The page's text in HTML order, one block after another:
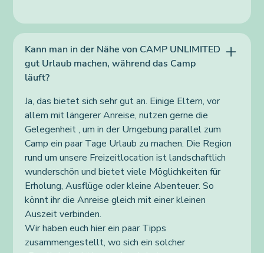
Kann man in der Nähe von CAMP UNLIMITED
gut Urlaub machen, während das Camp
läuft?
Ja, das bietet sich sehr gut an. Einige Eltern, vor
allem mit längerer Anreise, nutzen gerne die
Gelegenheit , um in der Umgebung parallel zum
Camp ein paar Tage Urlaub zu machen. Die Region
rund um unsere Freizeitlocation ist landschaftlich
wunderschön und bietet viele Möglichkeiten für
Erholung, Ausflüge oder kleine Abenteuer. So
könnt ihr die Anreise gleich mit einer kleinen
Auszeit verbinden.
Wir haben euch hier ein paar Tipps
zusammengestellt, wo sich ein solcher